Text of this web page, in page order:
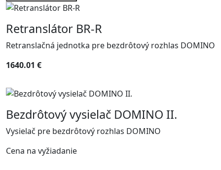
Retranslátor BR-R
Retranslačná jednotka pre bezdrôtový rozhlas DOMINO
1640.01 €
Bezdrôtový vysielač DOMINO II.
Vysielač pre bezdrôtový rozhlas DOMINO
Cena na vyžiadanie